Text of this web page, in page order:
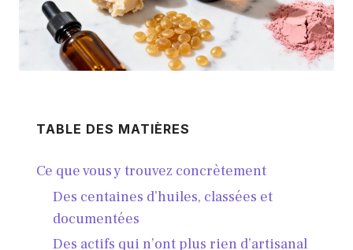
TABLE DES MATIÈRES
Ce que vous y trouvez concrètement
Des centaines d’huiles, classées et
documentées
Des actifs qui n’ont plus rien d’artisanal